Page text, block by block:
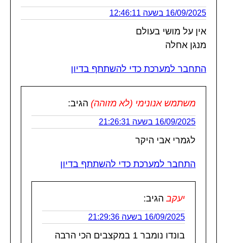
16/09/2025 בשעה 12:46:11
אין על מושי בעולם
מנגן אחלה
התחבר למערכת כדי להשתתף בדיון
משתמש אנונימי (לא מזוהה) הגיב:
16/09/2025 בשעה 21:26:31
לגמרי אבי היקר
התחבר למערכת כדי להשתתף בדיון
יעקב הגיב:
16/09/2025 בשעה 21:29:36
בונדו נומבר 1 במקצבים הכי הרבה